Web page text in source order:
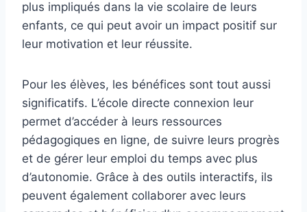
plus impliqués dans la vie scolaire de leurs
enfants, ce qui peut avoir un impact positif sur
leur motivation et leur réussite.
Pour les élèves, les bénéfices sont tout aussi
significatifs. L’école directe connexion leur
permet d’accéder à leurs ressources
pédagogiques en ligne, de suivre leurs progrès
et de gérer leur emploi du temps avec plus
d’autonomie. Grâce à des outils interactifs, ils
peuvent également collaborer avec leurs